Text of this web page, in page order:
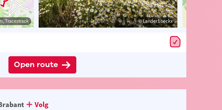
© Toerisme Vlaams-Brabant
Tracestrack © Lander Loeckx
Open route
Volg